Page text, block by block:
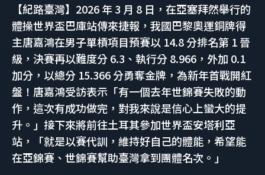
【紀路臺灣】2026 年 3 月 8 日，在亞塞拜然舉行的
體操世界盃巴庫站傳來捷報，我國巴黎奧運銅牌得
主唐嘉鴻在男子單槓項目預賽以 14.8 分排名第 1 晉
級，決賽再以難度分 6.3、執行分 8.966，外加 0.1
加分，以總分 15.366 分勇奪金牌，為新年首戰開紅
盤！唐嘉鴻受訪表示「有一個去年世錦賽失敗的動
作，這次有成功做完，對我來說是信心上蠻大的提
升。」接下來將前往土耳其參加世界盃安塔利亞
站，「就是以賽代訓，維持好自己的體能，希望能
在亞錦賽、世錦賽幫助臺灣拿到團體名次。」